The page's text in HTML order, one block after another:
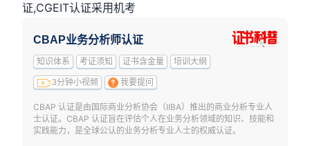
证,CGEIT认证采用机考
CBAP业务分析师认证
知识体系 考证须知 证书含金量 培训大纲
3分钟小视频 我要提问
CBAP 认证是由国际商业分析协会（IIBA）推出的商业分析专业人
士认证。CBAP 认证旨在评估个人在业务分析领域的知识、技能和
实践能力，是全球公认的业务分析专业人士的权威认证。